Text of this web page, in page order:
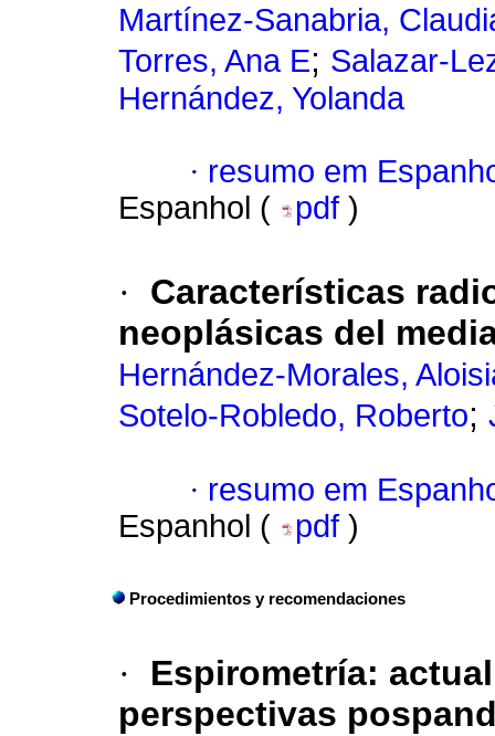
Martínez-Sanabria,
Torres, Ana E; Salazar-
Hernández, Yolanda
· resumo em
Espanhol (
pdf )
·
Características
neoplásicas del
Hernández-Morales,
Sotelo-Robledo, Roberto;
· resumo em
Espanhol (
pdf )
Procedimientos y recomendaciones
·
Espirometría:
perspectivas